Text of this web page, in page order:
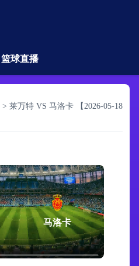
篮球直播
> 莱万特 VS 马洛卡 【2026-05-18
马洛卡